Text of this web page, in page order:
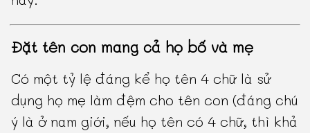
Đặt tên con mang cả họ bố và mẹ
Có một tỷ lệ đáng kể họ tên 4 chữ là sử
dụng họ mẹ làm đệm cho tên con (đáng chú
ý là ở nam giới, nếu họ tên có 4 chữ, thì khả